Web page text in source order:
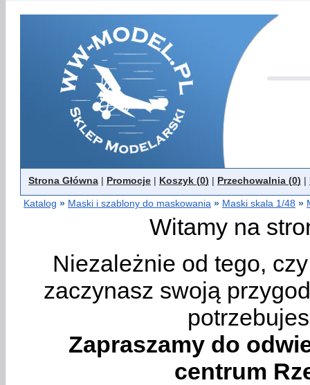
Strona Główna | Promocje | Koszyk (0) | Przechowalnia (0) |
Katalog » Maski i szablony do maskowania » Maski skala 1/48 »
Witamy na
Niezależnie od tego,
zaczynasz swoją
Zapraszamy do
centrum